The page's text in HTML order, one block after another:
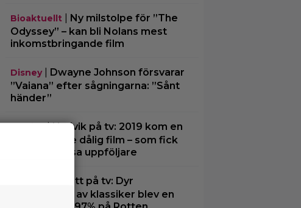
Bioaktuellt| Ny milstolpe för ”The
Odyssey” – kan bli Nolans mest
inkomstbringande film
Disney| Dwayne Johnson försvarar
”Vaiana” efter sågningarna: ”Sånt
händer”
TV-tips|Undvik på tv: 2019 kom en
skrämmande dålig film – som fick
fyra värdelösa uppföljare
Inatt på tv: Dyr
filmatisering av klassiker blev en